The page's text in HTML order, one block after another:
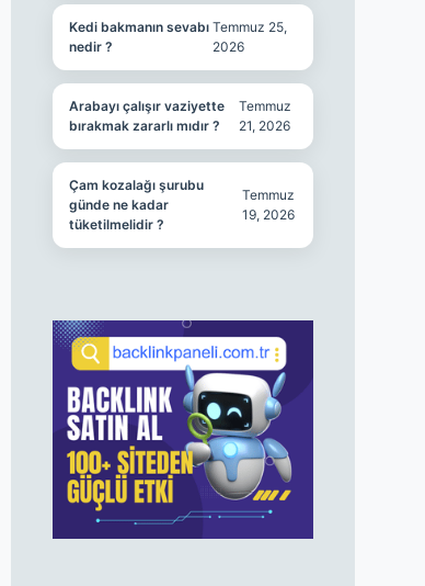
Kedi bakmanın sevabı
nedir ?
Temmuz 25,
2026
Arabayı çalışır vaziyette
bırakmak zararlı mıdır ?
Temmuz
21, 2026
Çam kozalağı şurubu
günde ne kadar
tüketilmelidir ?
Temmuz
19, 2026